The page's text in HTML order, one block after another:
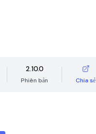
2.10.0
Phiên bản Chia sẻ